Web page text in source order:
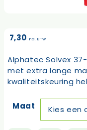
7,30 incl. BTW
Alphatec Solvex
met extra lange
kwaliteitskeuring
Maat